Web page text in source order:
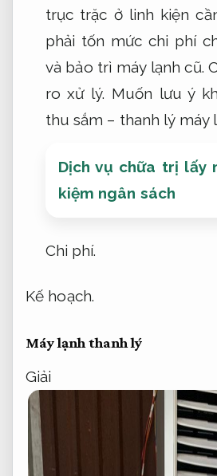
trục trặc ở linh kiện
phải tốn mức chi phí
và bảo trì máy lạnh cũ.
ro xử lý. Muốn lưu ý
thu sắm – thanh lý máy
Dịch vụ chữa trị lấy
kiệm ngân sách
Chi phí.
Kế hoạch.
Máy lạnh thanh lý
Giải